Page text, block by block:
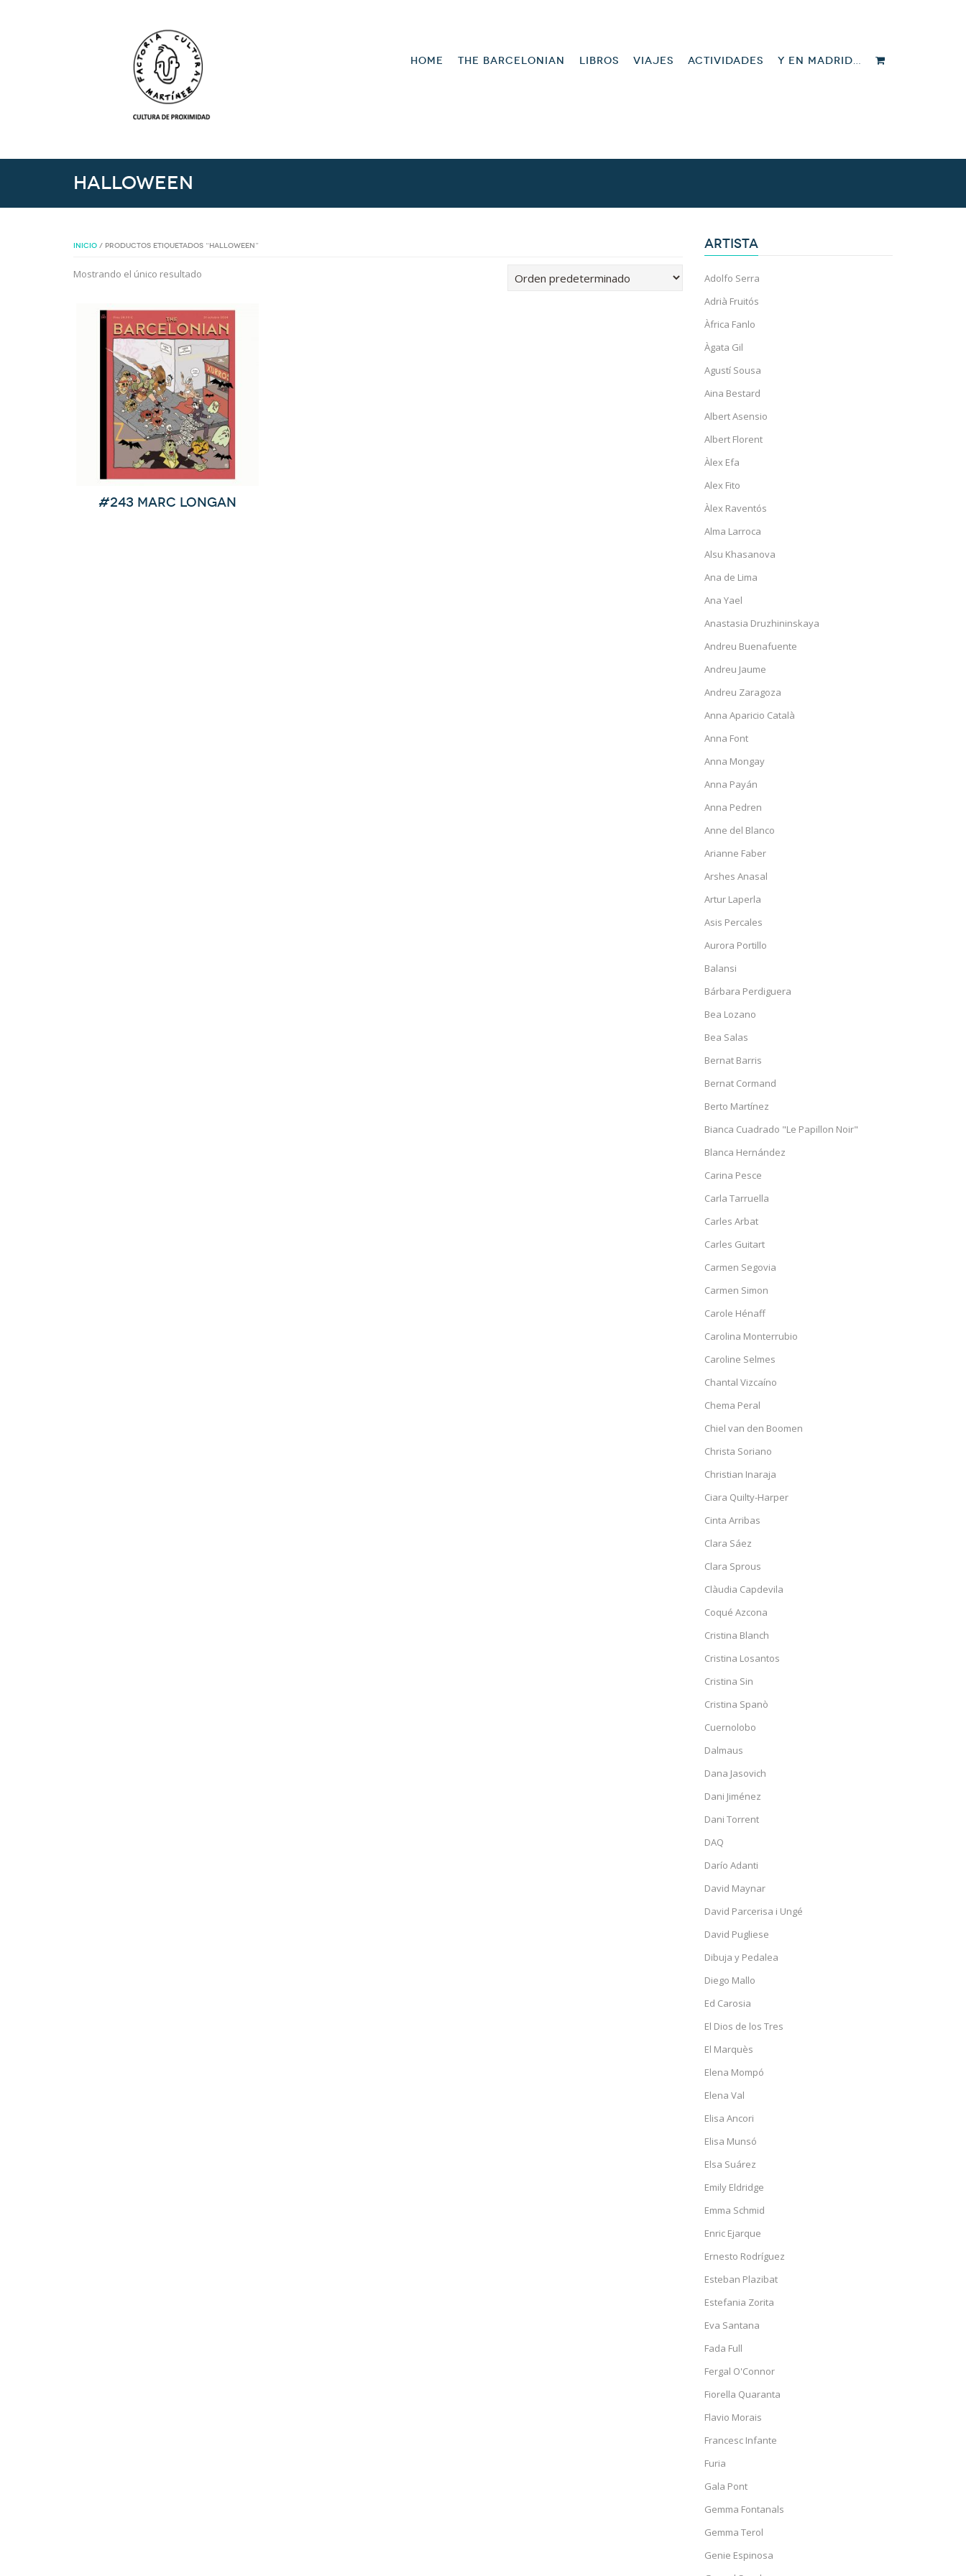
HOME THE BARCELONIAN LIBROS VIAJES ACTIVIDADES Y EN MADRID…
Halloween
INICIO / PRODUCTOS ETIQUETADOS “HALLOWEEN”
Mostrando el único resultado
#243 Marc Longan
ARTISTA
Adolfo Serra
Adrià Fruitós
Àfrica Fanlo
Àgata Gil
Agustí Sousa
Aina Bestard
Albert Asensio
Albert Florent
Àlex Efa
Alex Fito
Àlex Raventós
Alma Larroca
Alsu Khasanova
Ana de Lima
Ana Yael
Anastasia Druzhininskaya
Andreu Buenafuente
Andreu Jaume
Andreu Zaragoza
Anna Aparicio Català
Anna Font
Anna Mongay
Anna Payán
Anna Pedren
Anne del Blanco
Arianne Faber
Arshes Anasal
Artur Laperla
Asis Percales
Aurora Portillo
Balansi
Bárbara Perdiguera
Bea Lozano
Bea Salas
Bernat Barris
Bernat Cormand
Berto Martínez
Bianca Cuadrado "Le Papillon Noir"
Blanca Hernández
Carina Pesce
Carla Tarruella
Carles Arbat
Carles Guitart
Carmen Segovia
Carmen Simon
Carole Hénaff
Carolina Monterrubio
Caroline Selmes
Chantal Vizcaíno
Chema Peral
Chiel van den Boomen
Christa Soriano
Christian Inaraja
Ciara Quilty-Harper
Cinta Arribas
Clara Sáez
Clara Sprous
Clàudia Capdevila
Coqué Azcona
Cristina Blanch
Cristina Losantos
Cristina Sin
Cristina Spanò
Cuernolobo
Dalmaus
Dana Jasovich
Dani Jiménez
Dani Torrent
DAQ
Darío Adanti
David Maynar
David Parcerisa i Ungé
David Pugliese
Dibuja y Pedalea
Diego Mallo
Ed Carosia
El Dios de los Tres
El Marquès
Elena Mompó
Elena Val
Elisa Ancori
Elisa Munsó
Elsa Suárez
Emily Eldridge
Emma Schmid
Enric Ejarque
Ernesto Rodríguez
Esteban Plazibat
Estefania Zorita
Eva Santana
Fada Full
Fergal O'Connor
Fiorella Quaranta
Flavio Morais
Francesc Infante
Furia
Gala Pont
Gemma Fontanals
Gemma Terol
Genie Espinosa